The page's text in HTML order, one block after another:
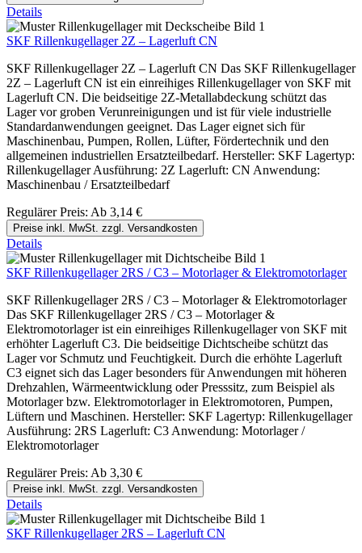
Details
SKF Rillenkugellager 2Z – Lagerluft CN
SKF Rillenkugellager 2Z – Lagerluft CN Das SKF Rillenkugellager
2Z – Lagerluft CN ist ein einreihiges Rillenkugellager von SKF mit
Lagerluft CN. Die beidseitige 2Z-Metallabdeckung schützt das
Lager vor groben Verunreinigungen und ist für viele industrielle
Standardanwendungen geeignet. Das Lager eignet sich für
Maschinenbau, Pumpen, Rollen, Lüfter, Fördertechnik und den
allgemeinen industriellen Ersatzteilbedarf. Hersteller: SKF Lagertyp:
Rillenkugellager Ausführung: 2Z Lagerluft: CN Anwendung:
Maschinenbau / Ersatzteilbedarf
Regulärer Preis: Ab 3,14 €
Preise inkl. MwSt. zzgl. Versandkosten
Details
SKF Rillenkugellager 2RS / C3 – Motorlager & Elektromotorlager
SKF Rillenkugellager 2RS / C3 – Motorlager & Elektromotorlager
Das SKF Rillenkugellager 2RS / C3 – Motorlager &
Elektromotorlager ist ein einreihiges Rillenkugellager von SKF mit
erhöhter Lagerluft C3. Die beidseitige Dichtscheibe schützt das
Lager vor Schmutz und Feuchtigkeit. Durch die erhöhte Lagerluft
C3 eignet sich das Lager besonders für Anwendungen mit höheren
Drehzahlen, Wärmeentwicklung oder Presssitz, zum Beispiel als
Motorlager bzw. Elektromotorlager in Elektromotoren, Pumpen,
Lüftern und Maschinen. Hersteller: SKF Lagertyp: Rillenkugellager
Ausführung: 2RS Lagerluft: C3 Anwendung: Motorlager /
Elektromotorlager
Regulärer Preis: Ab 3,30 €
Preise inkl. MwSt. zzgl. Versandkosten
Details
SKF Rillenkugellager 2RS – Lagerluft CN